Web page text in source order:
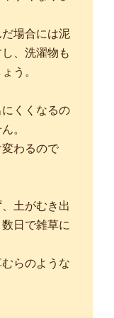
場合には泥
、洗濯物も
う。
くくなるの
。
わるので
土がむき出
日で雑草に
らのような